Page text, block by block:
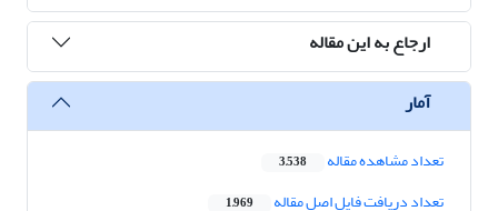
ارجاع به این مقاله
آمار
تعداد مشاهده مقاله 3,538
تعداد دریافت فایل اصل مقاله 1,969